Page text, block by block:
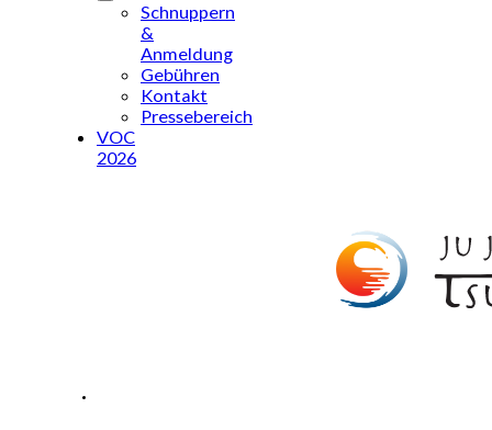
Schnuppern
&
Anmeldung
Gebühren
Kontakt
Pressebereich
VOC
2026